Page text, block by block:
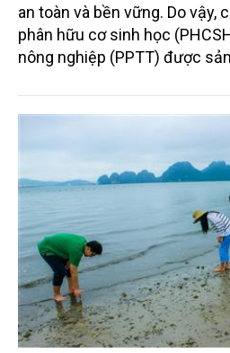
an toàn và bền vững. Do vậy,
phân hữu cơ sinh học
nông nghiệp (PPTT) được
rơm, rạ… đã góp phần nâng